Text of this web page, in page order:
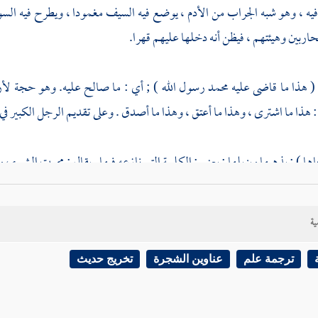
، وهو شبه الجراب من الأدم ، يوضع فيه السيف مغمودا ، ويطرح فيه
وهيئتهم ، فيظن أنه دخلها عليهم قهرا.
هذا ما قاضى عليهمحمدرسول الله ) ; أي : ما صالح عليه. وهو حجة
ما اشترى ، وهذا ما أعتق ، وهذا ما أصدق . وعلى تقديم الرجل الكبير في
) : يذهبها ويزيلها ; يعني : الكلمة التي نازعه فيها . يقال : محوت الشيء ،
علي
وجه المصلحة في ذلك ; ولذلك عظمت عليهم تلك الحال ، واشتدت عليهم
ترجمة علم عناوين الشجرة تخريج حديث